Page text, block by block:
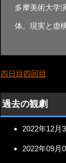
多摩美術大学
体。現実と虚
四日目四回目
過去の観劇
2022年12月
2022年09月